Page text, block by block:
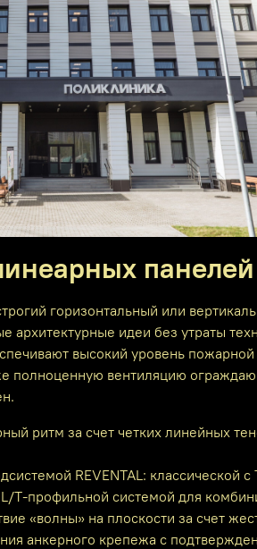
горизонтальный или
архитектурные идеи без утраты
высокий уровень
полноценную вентиляцию
ритм за счет четких линейных
REVENTAL: классической
T‑профильной системой для
«волны» на плоскости за счет
анкерного крепежа с